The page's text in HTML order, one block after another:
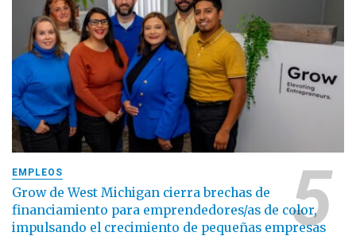
EMPLEOS
Grow de West Michigan cierra brechas de
financiamiento para emprendedores/as de color,
impulsando el crecimiento de pequeñas empresas